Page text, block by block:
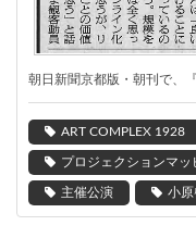
朝日 新聞京都版・朝刊 で、
ART COMPLEX 1928
プロジェクションマッ
主催公演 小原